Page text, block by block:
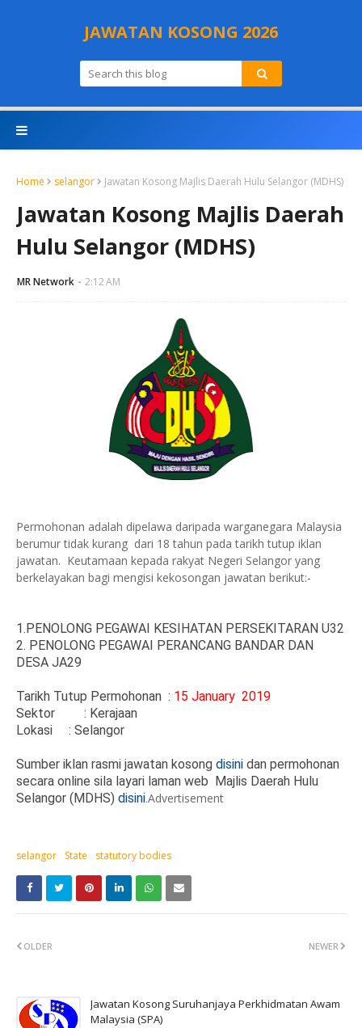
JAWATAN KOSONG 2026
Home selangor Jawatan Kosong Majlis Daerah Hulu Selangor (MDHS)
Jawatan Kosong Majlis Daerah
Hulu Selangor (MDHS)
MR Network 2:12 AM
Permohonan adalah dipelawa daripada warganegara Malaysia
berumur tidak kurang dari 18 tahun pada tarikh tutup iklan
jawatan. Keutamaan kepada rakyat Negeri Selangor yang
berkelayakan bagi mengisi kekosongan jawatan berikut:-
1.PENOLONG PEGAWAI KESIHATAN PERSEKITARAN U32
2. PENOLONG PEGAWAI PERANCANG BANDAR DAN
DESA JA29
Tarikh Tutup Permohonan : 15 January 2019
Sektor
: Kerajaan
Lokasi
: Selangor
Sumber iklan rasmi jawatan kosong disini dan permohonan
secara online sila layari laman web Majlis Daerah Hulu
Selangor (MDHS) disini.Advertisement
selangor State statutory bodies
NEWER
OLDER
Jawatan Kosong Suruhanjaya Perkhidmatan Awam
Malaysia (SPA)